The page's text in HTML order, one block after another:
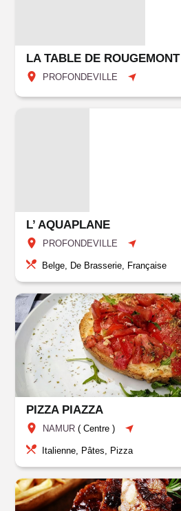
LA TABLE DE ROUGEMONT
PROFONDEVILLE
L’ AQUAPLANE
PROFONDEVILLE
Belge, De Brasserie, Française
PIZZA PIAZZA
NAMUR (Centre )
Italienne, Pâtes, Pizza